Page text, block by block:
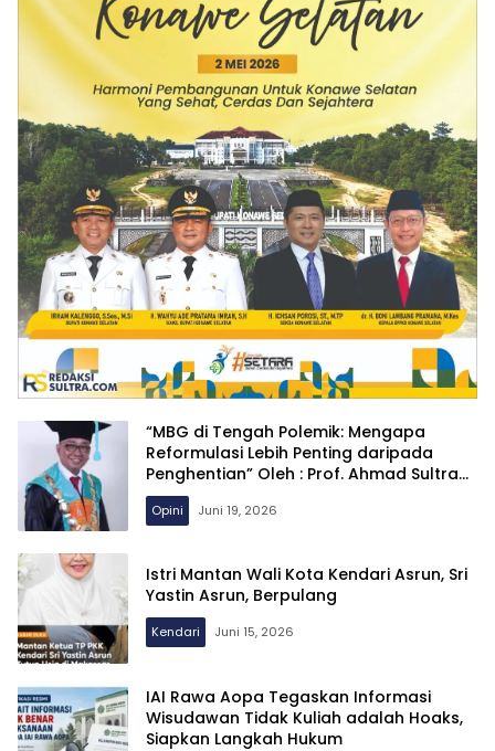
“MBG di Tengah Polemik: Mengapa
Reformulasi Lebih Penting daripada
Penghentian” Oleh : Prof. Ahmad Sultra
Rustan (Dosen IAIN Kendari)
Opini Juni 19, 2026
Istri Mantan Wali Kota Kendari Asrun, Sri
Yastin Asrun, Berpulang
Kendari Juni 15, 2026
IAI Rawa Aopa Tegaskan Informasi
Wisudawan Tidak Kuliah adalah Hoaks,
Siapkan Langkah Hukum